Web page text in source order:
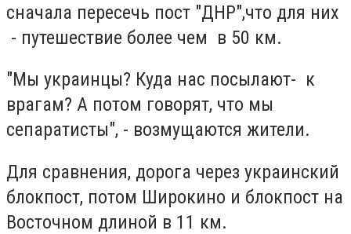
сначала пересечь пост "ДНР",что для них
- путешествие более чем в 50 км.
"Мы украинцы? Куда нас посылают- к
врагам? А потом говорят, что мы
сепаратисты", - возмущаются жители.
Для сравнения, дорога через украинский
блокпост, потом Широкино и блокпост на
Восточном длиной в 11 км.